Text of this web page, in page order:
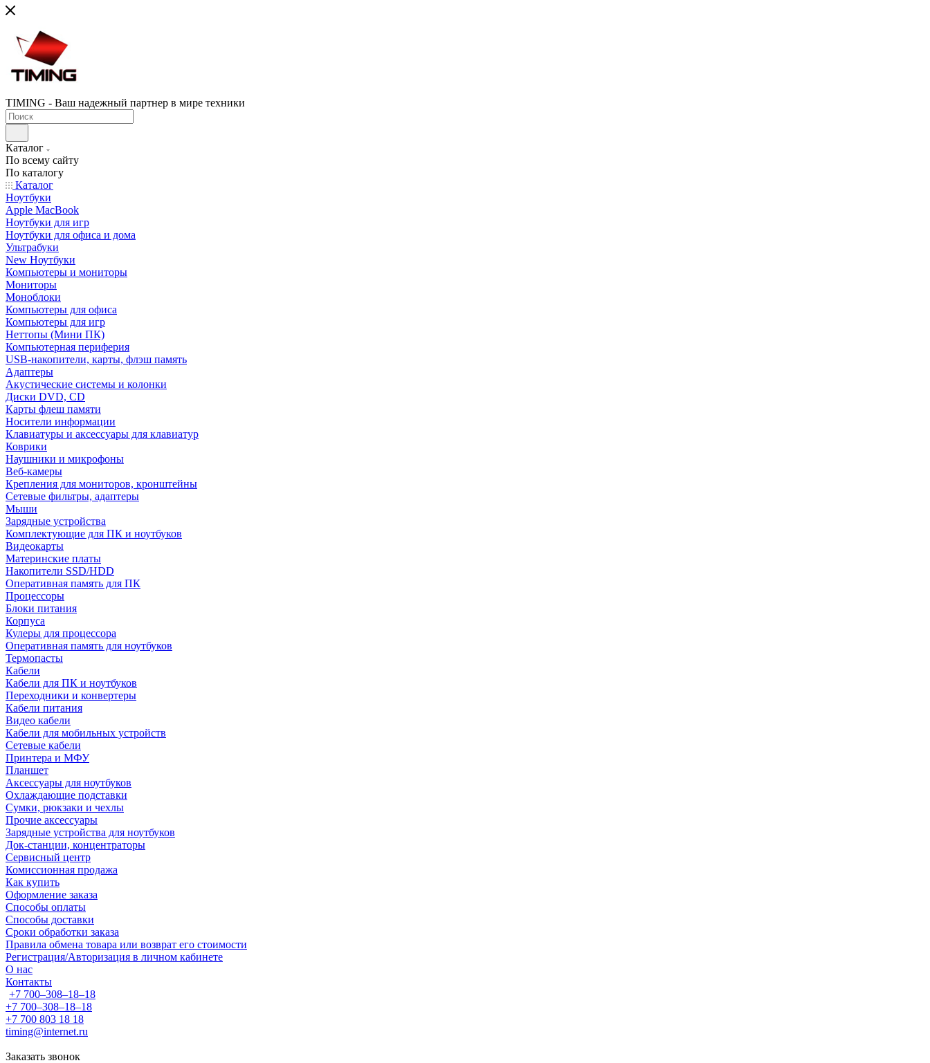
TIMING - Ваш надежный партнер в мире техники
Каталог
По всему сайту
По каталогу
Каталог
Ноутбуки
Apple MacBook
Ноутбуки для игр
Ноутбуки для офиса и дома
Ультрабуки
New Ноутбуки
Компьютеры и мониторы
Мониторы
Моноблоки
Компьютеры для офиса
Компьютеры для игр
Неттопы (Мини ПК)
Компьютерная периферия
USB-накопители, карты, флэш память
Адаптеры
Акустические системы и колонки
Диски DVD, CD
Карты флеш памяти
Носители информации
Клавиатуры и аксессуары для клавиатур
Коврики
Наушники и микрофоны
Веб-камеры
Крепления для мониторов, кронштейны
Сетевые фильтры, адаптеры
Мыши
Зарядные устройства
Комплектующие для ПК и ноутбуков
Видеокарты
Материнские платы
Накопители SSD/HDD
Оперативная память для ПК
Процессоры
Блоки питания
Корпуса
Кулеры для процессора
Оперативная память для ноутбуков
Термопасты
Кабели
Кабели для ПК и ноутбуков
Переходники и конвертеры
Кабели питания
Видео кабели
Кабели для мобильных устройств
Сетевые кабели
Принтера и МФУ
Планшет
Аксессуары для ноутбуков
Охлаждающие подставки
Сумки, рюкзаки и чехлы
Прочие аксессуары
Зарядные устройства для ноутбуков
Док-станции, концентраторы
Сервисный центр
Комиссионная продажа
Как купить
Оформление заказа
Способы оплаты
Способы доставки
Сроки обработки заказа
Правила обмена товара или возврат его стоимости
Регистрация/Авторизация в личном кабинете
О нас
Контакты
+7 700‒308‒18‒18
+7 700‒308‒18‒18
+7 700 803 18 18
timing@internet.ru
Заказать звонок